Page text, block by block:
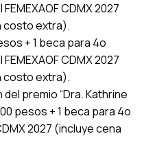
CDMX 2027
costo extra).
+ 1 beca para 4o
CDMX 2027
costo extra).
premio “Dra. Kathrine
pesos + 1 beca para 4o
2027 (incluye cena